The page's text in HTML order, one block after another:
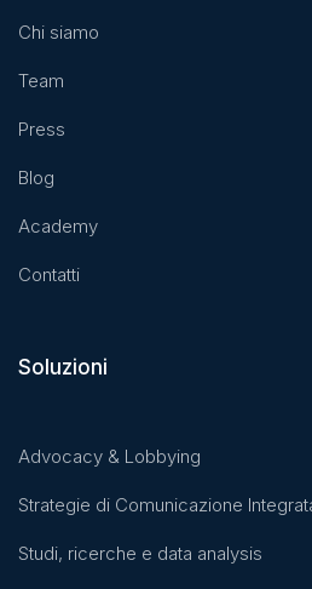
Chi siamo
Team
Press
Blog
Academy
Contatti
Soluzioni
Advocacy & Lobbying
Strategie di Comunicazione
Studi, ricerche e data analysis